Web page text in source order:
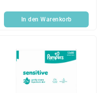
In den Warenkorb